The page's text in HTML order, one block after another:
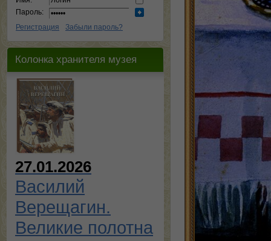
Пароль:
Регистрация
Забыли пароль?
Колонка хранителя музея
27.01.2026
Василий
Верещагин.
Великие полотна